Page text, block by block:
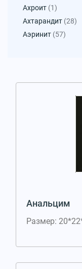
Ахроит (1)
Ахтарандит (28)
Аэринит (57)
Анальцим
Размер: